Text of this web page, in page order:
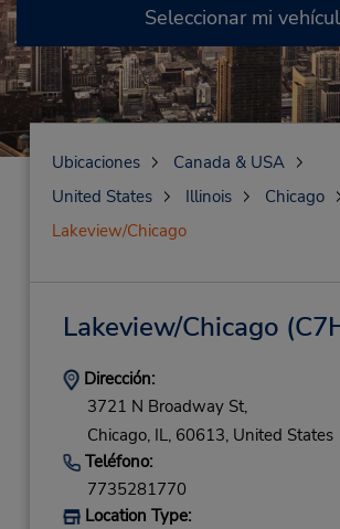
Seleccionar mi
Ubicaciones
Canada & USA
United States
Illinois
Chicago
Lakeview/Chicago
Lakeview/Chicago
Dirección:
3721 N Broadway St,
Chicago, IL, 60613, United States
Teléfono:
7735281770
Location Type: